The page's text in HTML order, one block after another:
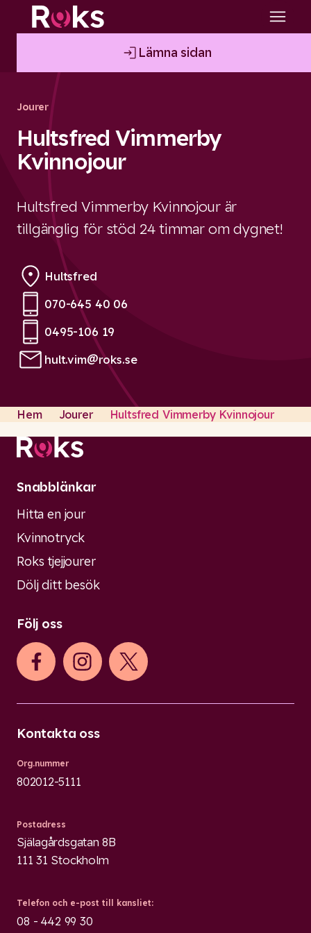
Lämna sidan
Jourer
Hultsfred Vimmerby
Kvinnojour
Hultsfred Vimmerby Kvinnojour är
tillgänglig för stöd 24 timmar om dygnet!
Hultsfred
Phone:
070-645 40 06
Phone:
0495-106 19
Email:
hult.vim@roks.se
Hem Jourer Hultsfred Vimmerby Kvinnojour
Snabblänkar
Hitta en jour
Kvinnotryck
Roks tjejjourer
Dölj ditt besök
Följ oss
Kontakta oss
Org.nummer
802012-5111
Postadress
Själagårdsgatan 8B
111 31 Stockholm
Telefon och e-post till kansliet:
08 - 442 99 30